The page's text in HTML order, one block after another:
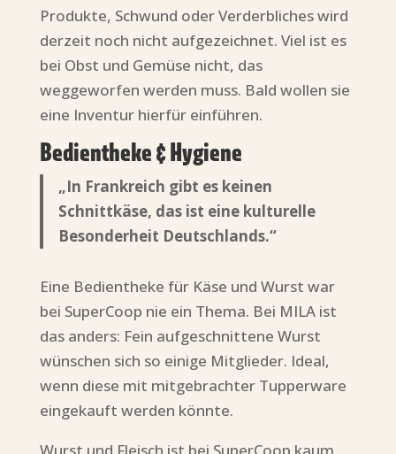
Produkte, Schwund oder Verderbliches wird
derzeit noch nicht aufgezeichnet. Viel ist es
bei Obst und Gemüse nicht, das
weggeworfen werden muss. Bald wollen sie
eine Inventur hierfür einführen.
Bedientheke & Hygiene
„In Frankreich gibt es keinen
Schnittkäse, das ist eine kulturelle
Besonderheit Deutschlands.“
Eine Bedientheke für Käse und Wurst war
bei SuperCoop nie ein Thema. Bei MILA ist
das anders: Fein aufgeschnittene Wurst
wünschen sich so einige Mitglieder. Ideal,
wenn diese mit mitgebrachter Tupperware
eingekauft werden könnte.